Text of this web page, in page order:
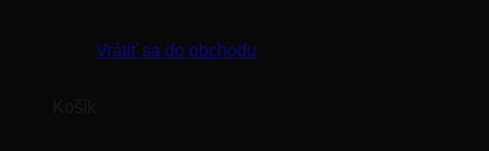
Vrátiť sa do obchodu